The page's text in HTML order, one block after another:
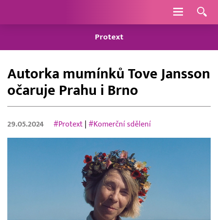
Navigace
Protext
Autorka mumínků Tove Jansson
očaruje Prahu i Brno
29.05.2024 #Protext |#Komerční sdělení